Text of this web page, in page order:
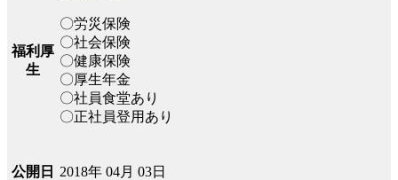
福利厚
生
〇労災保険
〇社会保険
〇健康保険
〇厚生年金
〇社員食堂あり
〇正社員登用あり
公開日 2018年 04月 03日